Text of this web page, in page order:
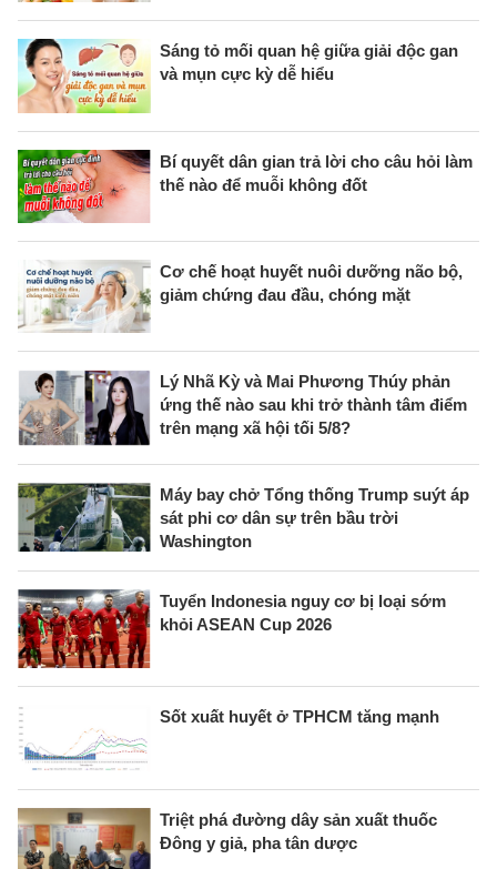
Sáng tỏ mối quan hệ giữa giải độc gan
và mụn cực kỳ dễ hiểu
Bí quyết dân gian trả lời cho câu hỏi làm
thế nào để muỗi không đốt
Cơ chế hoạt huyết nuôi dưỡng não bộ,
giảm chứng đau đầu, chóng mặt
Lý Nhã Kỳ và Mai Phương Thúy phản
ứng thế nào sau khi trở thành tâm điểm
trên mạng xã hội tối 5/8?
Máy bay chở Tổng thống Trump suýt áp
sát phi cơ dân sự trên bầu trời
Washington
Tuyển Indonesia nguy cơ bị loại sớm
khỏi ASEAN Cup 2026
Sốt xuất huyết ở TPHCM tăng mạnh
Triệt phá đường dây sản xuất thuốc
Đông y giả, pha tân dược